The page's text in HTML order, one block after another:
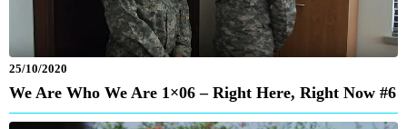
25/10/2020
We Are Who We Are 1×06 – Right Here, Right Now #6